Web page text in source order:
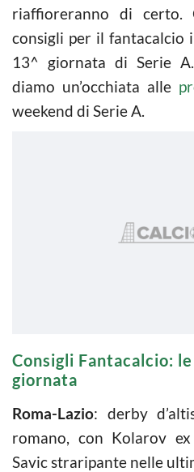
riaffioreranno di certo.
consigli per il fantacalcio
13^ giornata di Serie
diamo un’occhiata alle
weekend di Serie A.
Consigli Fantacalcio:
giornata
Roma-Lazio: derby
romano, con Kolarov
Savic straripante nelle